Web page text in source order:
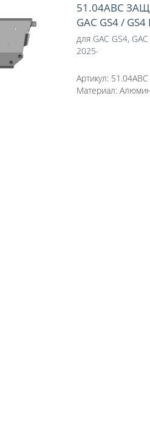
51.04ABC
GAC GS4 /
для GAC GS4,
2025-
Артикул: 51.04ABC
Материал: